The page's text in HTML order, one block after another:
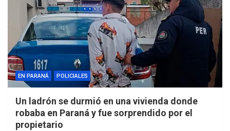
EN PARANÁ POLICIALES
Un ladrón se durmió en una vivienda donde
robaba en Paraná y fue sorprendido por el
propietario